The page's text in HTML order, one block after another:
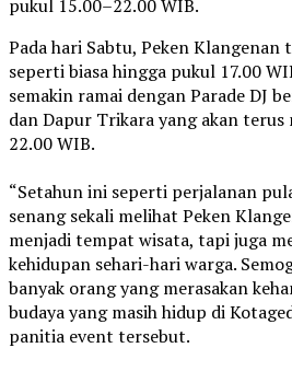
pukul 15.00–22.00 WIB.
Pada hari Sabtu, Peken
seperti biasa hingga pukul 17.00
semakin ramai dengan Parade DJ
dan Dapur Trikara yang akan
22.00 WIB.
“Setahun ini seperti perjalanan
senang sekali melihat Peken
menjadi tempat wisata, tapi juga
kehidupan sehari-hari warga.
banyak orang yang merasakan
budaya yang masih hidup di
panitia event tersebut.